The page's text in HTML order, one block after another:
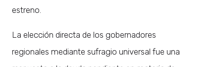
estreno.
La elección directa de los gobernadores
regionales mediante sufragio universal fue una